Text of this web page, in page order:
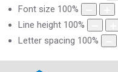
Font size 100%
Line height 100%
Letter spacing 100%